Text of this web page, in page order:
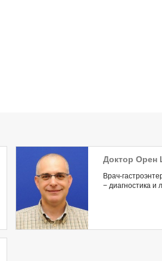
Доктор Орен
Врач-
− диагностика и